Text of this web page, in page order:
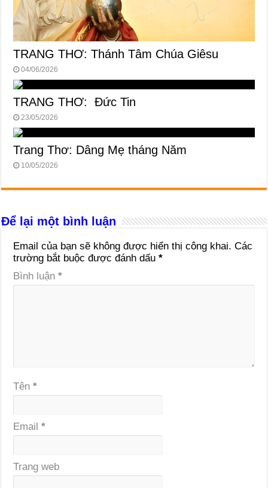
TRANG THƠ: Thánh Tâm Chúa Giêsu
04/06/2026
TRANG THƠ: Đức Tin
23/05/2026
Trang Thơ: Dâng Mẹ tháng Năm
10/05/2026
Để lại một bình luận
Email của bạn sẽ không được hiển thị công khai. Các
trường bắt buộc được đánh dấu*
Bình luận*
Tên*
Email*
Trang web